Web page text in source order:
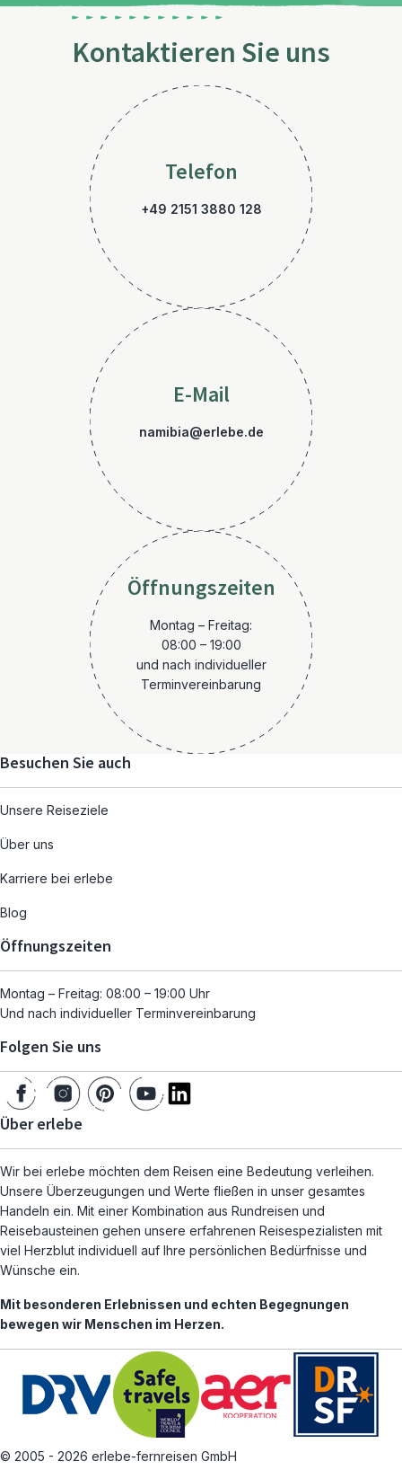
Kontaktieren Sie uns
Telefon
+49 2151 3880 128
E-Mail
namibia@erlebe.de
Öffnungszeiten
Montag – Freitag:
08:00 – 19:00
und nach individueller
Terminvereinbarung
Besuchen Sie auch
Unsere Reiseziele
Über uns
Karriere bei erlebe
Blog
Öffnungszeiten
Montag – Freitag: 08:00 – 19:00 Uhr
Und nach individueller Terminvereinbarung
Folgen Sie uns
Über erlebe
Wir bei erlebe möchten dem Reisen eine Bedeutung verleihen.
Unsere Überzeugungen und Werte fließen in unser gesamtes
Handeln ein. Mit einer Kombination aus Rundreisen und
Reisebausteinen gehen unsere erfahrenen Reisespezialisten mit
viel Herzblut individuell auf Ihre persönlichen Bedürfnisse und
Wünsche ein.
Mit besonderen Erlebnissen und echten Begegnungen
bewegen wir Menschen im Herzen.
© 2005 - 2026 erlebe-fernreisen GmbH